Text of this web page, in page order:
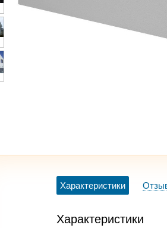
Характеристики
Характеристики